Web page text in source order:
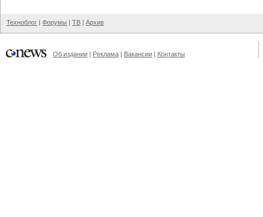
Техноблог | Форумы | ТВ | Архив
Об издании | Реклама | Вакансии | Контакты